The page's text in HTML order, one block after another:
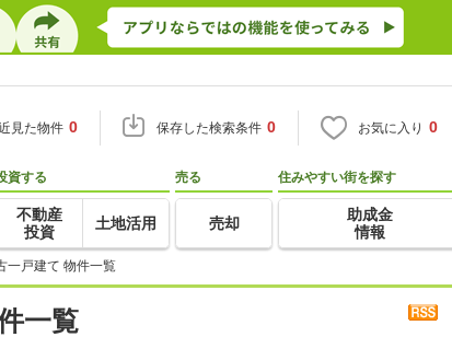
見た物件 0 保存した検索条件 0 お気に入り 0
資する
不動産
投資
土地活用
売る
売却
住みやすい街を探す
助成金
情報
一戸建て 物件一覧
一覧